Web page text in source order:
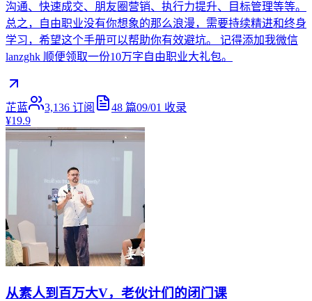
沟通、快速成交、朋友圈营销、执行力提升、目标管理等等。
总之，自由职业没有你想象的那么浪漫，需要持续精进和终身
学习，希望这个手册可以帮助你有效避坑。 记得添加我微信
lanzghk 顺便领取一份10万字自由职业大礼包。
芷蓝 3,136 订阅 48 篇09/01 收录
¥19.9
从素人到百万大V，老伙计们的闭门课